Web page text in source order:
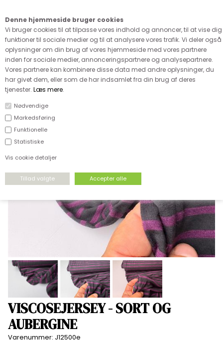
Denne hjemmeside bruger cookies
Vi bruger cookies til at tilpasse vores indhold og annoncer, til at vise dig
funktioner til sociale medier og til at analysere vores trafik. Vi deler også
oplysninger om din brug af vores hjemmeside med vores partnere
inden for sociale medier, annonceringspartnere og analysepartnere.
Vores partnere kan kombinere disse data med andre oplysninger, du
har givet dem, eller som de har indsamlet fra din brug af deres
tjenester. Læs mere.
Nødvendige
Markedsføring
Funktionelle
Statistiske
Vis cookie detaljer
FORSIDE›UDSALG›UDSALG & GODE TILBUD PÅ STOF
SPAR
46%
VISCOSEJERSEY - SORT OG
AUBERGINE
Varenummer: J12500e